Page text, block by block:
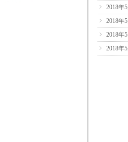
ꁇ 2018年
ꁇ 2018年
ꁇ 2018年
ꁇ 2018年